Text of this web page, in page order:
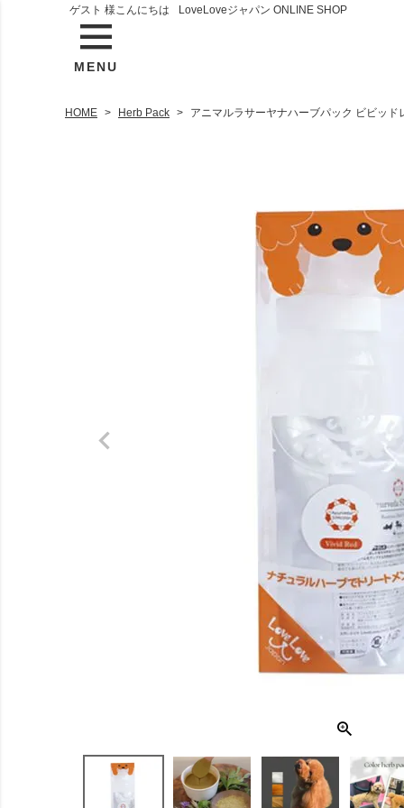
LoveLoveジャパン ONLINE SHOP
ゲスト 様こんにちは
MENU
HOME Herb Pack アニマルラサーヤナハーブパック ビビ